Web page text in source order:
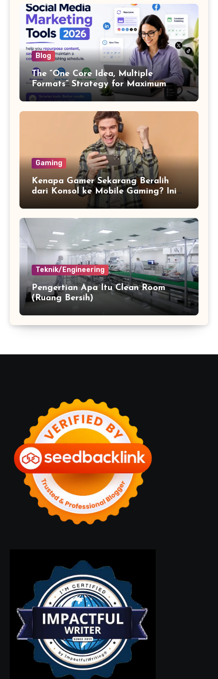
Blog
The “One Core Idea, Multiple
Formats” Strategy for Maximum
Content Output
Gaming
Kenapa Gamer Sekarang Beralih
dari Konsol ke Mobile Gaming? Ini
Teknik/Engineering
Pengertian Apa Itu Clean Room
(Ruang Bersih)